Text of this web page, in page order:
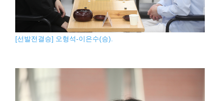
[선발전결승] 오형석-이은수(승).